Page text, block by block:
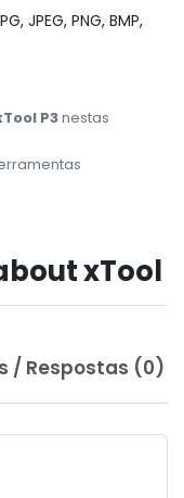
JPEG, PNG, BMP,
P3nestas
xTool
/ Respostas (0)